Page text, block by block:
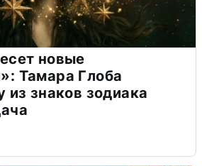
новые
Тамара Глоба
из знаков зодиака